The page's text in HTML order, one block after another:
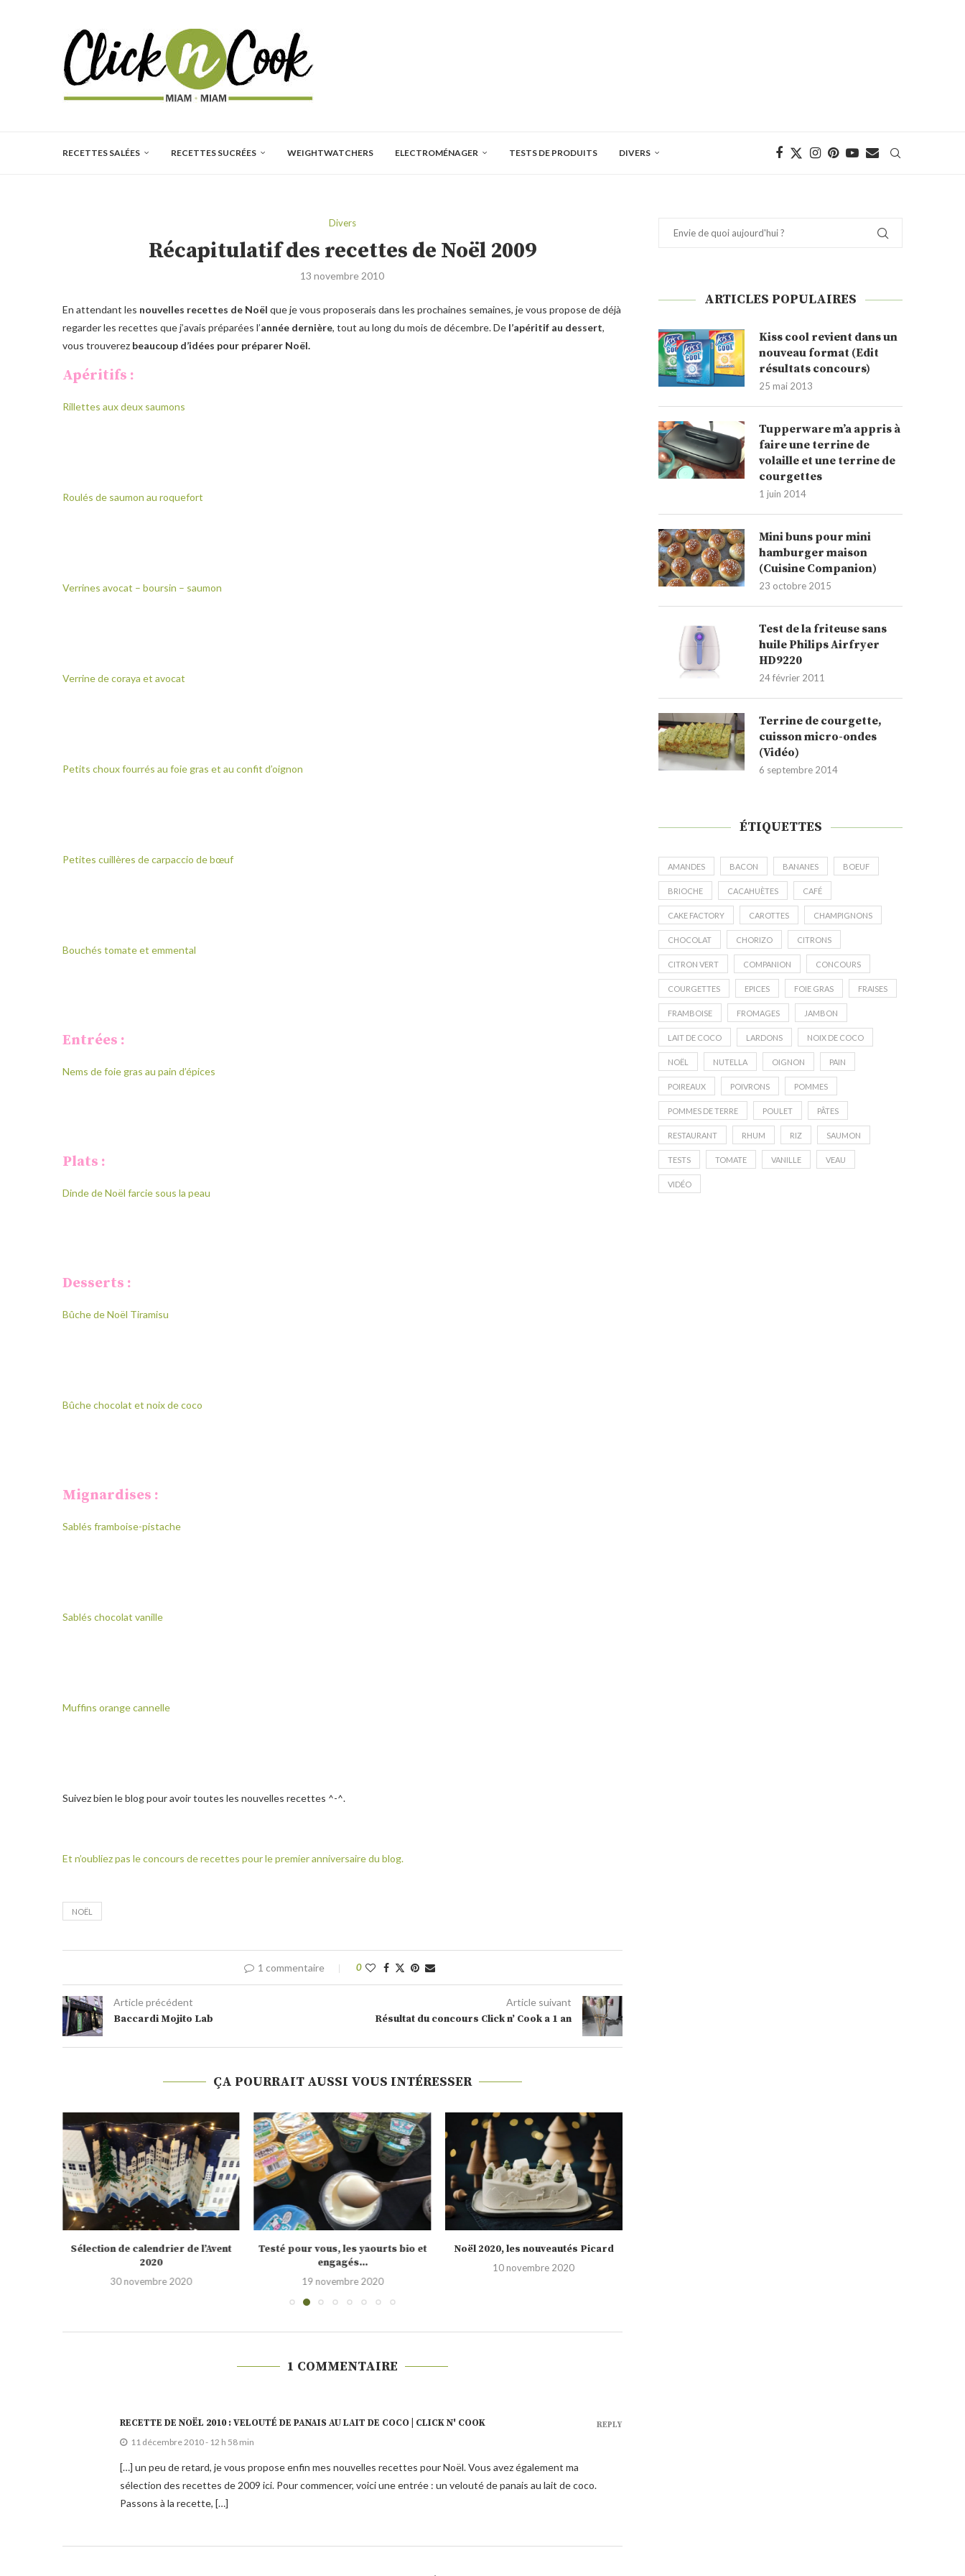
RECETTES SALÉES RECETTES SUCRÉES WEIGHTWATCHERS ELECTROMÉNAGER TESTS DE PRODUITS DIVERS
Divers
Récapitulatif des recettes de Noël 2009
13 novembre 2010
En attendant les nouvelles recettes de Noël que je vous proposerais dans les prochaines semaines, je vous propose de déjà
regarder les recettes que j’avais préparées l’année dernière, tout au long du mois de décembre. De l’apéritif au dessert,
vous trouverez beaucoup d’idées pour préparer Noël.
Apéritifs :
Rillettes aux deux saumons
Roulés de saumon au roquefort
Verrines avocat – boursin – saumon
Verrine de coraya et avocat
Petits choux fourrés au foie gras et au confit d’oignon
Petites cuillères de carpaccio de bœuf
Bouchés tomate et emmental
Entrées :
Nems de foie gras au pain d’épices
Plats :
Dinde de Noël farcie sous la peau
Desserts :
Bûche de Noël Tiramisu
Bûche chocolat et noix de coco
Mignardises :
Sablés framboise-pistache
Sablés chocolat vanille
Muffins orange cannelle
Suivez bien le blog pour avoir toutes les nouvelles recettes ^-^.
Et n’oubliez pas le concours de recettes pour le premier anniversaire du blog.
NOËL
1 commentaire 0
Article précédent
Baccardi Mojito Lab
Article suivant
Résultat du concours Click n’ Cook a 1 an
ÇA POURRAIT AUSSI VOUS INTÉRESSER
Sélection de calendrier de l’Avent
2020
30 novembre 2020
Testé pour vous, les yaourts bio et
engagés...
19 novembre 2020
Noël 2020, les nouveautés Picard
10 novembre 2020
1 COMMENTAIRE
RECETTE DE NOËL 2010 : VELOUTÉ DE PANAIS AU LAIT DE COCO | CLICK N' COOK
11 décembre 2010 - 12 h 58 min
[…] un peu de retard, je vous propose enfin mes nouvelles recettes pour Noël. Vous avez également ma
sélection des recettes de 2009 ici. Pour commencer, voici une entrée : un velouté de panais au lait de coco.
Passons à la recette, […]
REPLY
ARTICLES POPULAIRES
Kiss cool revient dans un
nouveau format (Edit
résultats concours)
25 mai 2013
Tupperware m’a appris à
faire une terrine de
volaille et une terrine de
courgettes
1 juin 2014
Mini buns pour mini
hamburger maison
(Cuisine Companion)
23 octobre 2015
Test de la friteuse sans
huile Philips Airfryer
HD9220
24 février 2011
Terrine de courgette,
cuisson micro-ondes
(Vidéo)
6 septembre 2014
ÉTIQUETTES
AMANDES BACON BANANES BOEUF
BRIOCHE CACAHUÈTES CAFÉ
CAKE FACTORY CAROTTES CHAMPIGNONS
CHOCOLAT CHORIZO CITRONS
CITRON VERT COMPANION CONCOURS
COURGETTES EPICES FOIE GRAS FRAISES
FRAMBOISE FROMAGES JAMBON
LAIT DE COCO LARDONS NOIX DE COCO
NOËL NUTELLA OIGNON PAIN
POIREAUX POIVRONS POMMES
POMMES DE TERRE POULET PÂTES
RESTAURANT RHUM RIZ SAUMON
TESTS TOMATE VANILLE VEAU
VIDÉO